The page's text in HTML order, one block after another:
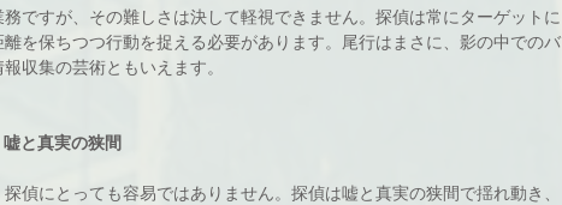
ですが、その難しさは決して軽視できません。探偵は常にターゲットに
を保ちつつ行動を捉える必要があります。尾行はまさに、影の中でのバ
収集の芸術ともいえます。
と真実の狭間
偵にとっても容易ではありません。探偵は嘘と真実の狭間で揺れ動き、